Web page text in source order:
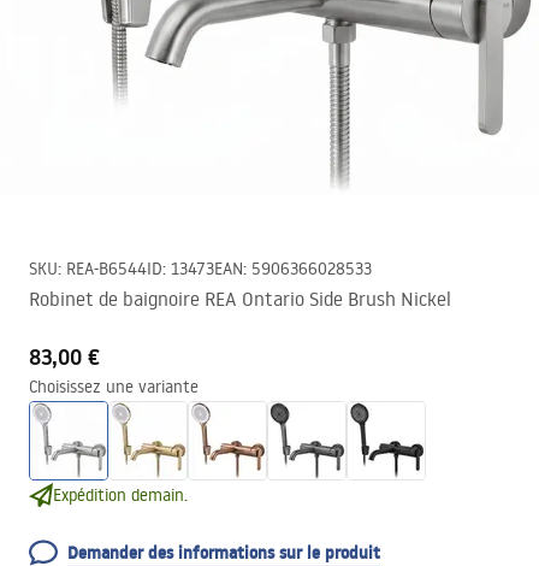
SKU: REA-B6544ID: 13473EAN: 5906366028533
Robinet de baignoire REA Ontario Side Brush Nickel
83,00 €
Choisissez une variante
Expédition demain.
Demander des informations sur le produit